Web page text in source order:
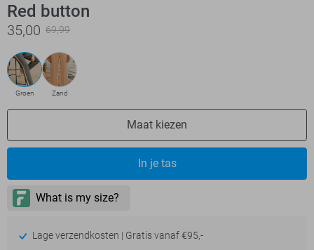
Red button
35,00 69,99
Groen Zand
Maat kiezen
In je tas
Lage verzendkosten | Gratis vanaf €95,-